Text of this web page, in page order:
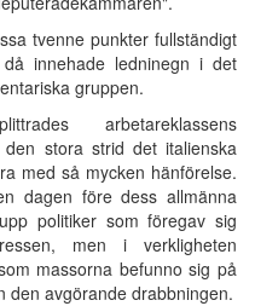
tvenne punkter fullständigt
innehade ledninegn i det
gruppen.
arbetareklassens
stora strid det italienska
med så mycken hänförelse.
dagen före dess allmänna
politiker som föregav sig
men i verkligheten
massorna befunno sig på
den avgörande drabbningen.